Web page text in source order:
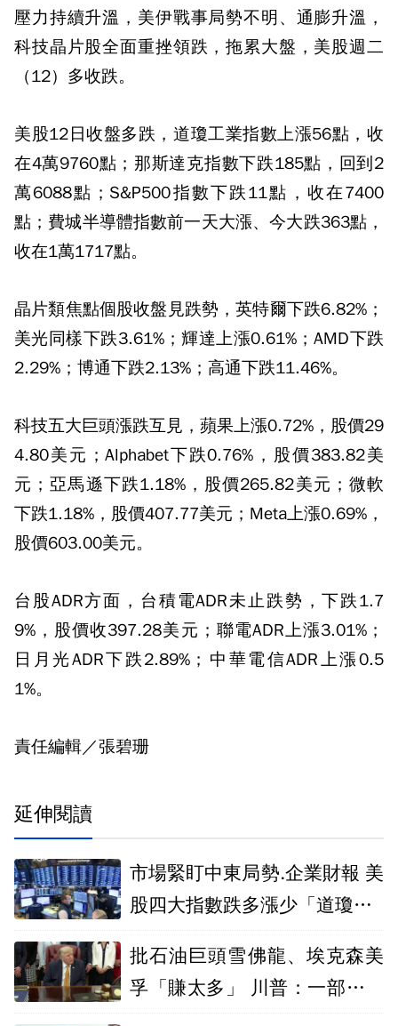
壓力持續升溫，美伊戰事局勢不明、通膨升溫，
科技晶片股全面重挫領跌，拖累大盤，美股週二
（12）多收跌。
美股12日收盤多跌，道瓊工業指數上漲56點，收
在4萬9760點；那斯達克指數下跌185點，回到2
萬6088點；S&P500指數下跌11點，收在7400
點；費城半導體指數前一天大漲、今大跌363點，
收在1萬1717點。
晶片類焦點個股收盤見跌勢，英特爾下跌6.82%；
美光同樣下跌3.61%；輝達上漲0.61%；AMD下跌
2.29%；博通下跌2.13%；高通下跌11.46%。
科技五大巨頭漲跌互見，蘋果上漲0.72%，股價29
4.80美元；Alphabet下跌0.76%，股價383.82美
元；亞馬遜下跌1.18%，股價265.82美元；微軟
下跌1.18%，股價407.77美元；Meta上漲0.69%，
股價603.00美元。
台股ADR方面，台積電ADR未止跌勢，下跌1.7
9%，股價收397.28美元；聯電ADR上漲3.01%；
日月光ADR下跌2.89%；中華電信ADR上漲0.5
1%。
責任編輯／張碧珊
延伸閱讀
市場緊盯中東局勢.企業財報 美
股四大指數跌多漲少「道瓊跌4
批石油巨頭雪佛龍、埃克森美
孚「賺太多」 川普：一部分該